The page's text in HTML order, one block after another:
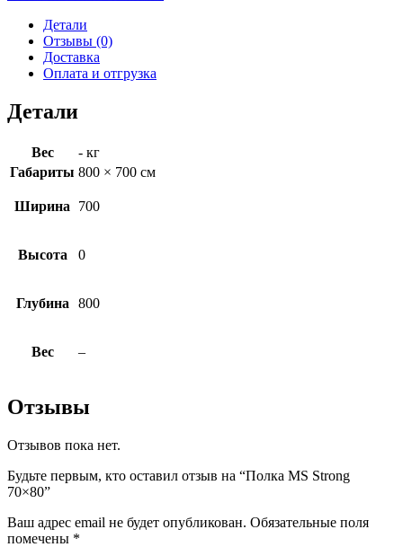
70x80
Детали
Отзывы (0)
Доставка
Оплата и отгрузка
Детали
Вес
- кг
Габариты 800 × 700 см
Ширина 700
Высота 0
Глубина 800
Вес –
Отзывы
Отзывов пока нет.
Будьте первым, кто оставил отзыв на “Полка MS Strong
70×80”
Ваш адрес email не будет опубликован. Обязательные поля
помечены *